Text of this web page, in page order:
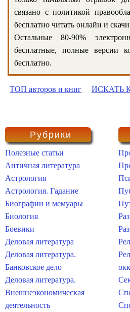
связано с политикой
бесплатно читать онлайн и
Остальные 80-90%
бесплатные, полные версии
бесплатно.
ТОП авторов и книг ИСКАТЬ
Рубрики
Полезные статьи
Античная литература
Астрология
Астрология. Гадание
Биографии и мемуары
Биология
Боевики
Деловая литература
Деловая литература.
Банковское дело
Деловая литература.
Внешнеэкономическая
деятельность